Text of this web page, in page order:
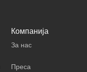
Компанија
За нас
Преса